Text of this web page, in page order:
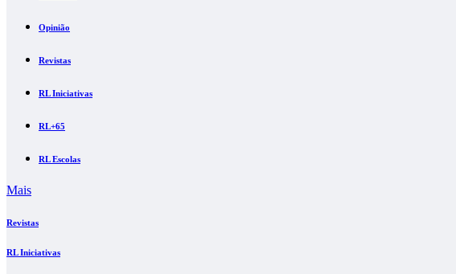
Opinião
Revistas
RL Iniciativas
RL+65
RL Escolas
Mais
Revistas
RL Iniciativas